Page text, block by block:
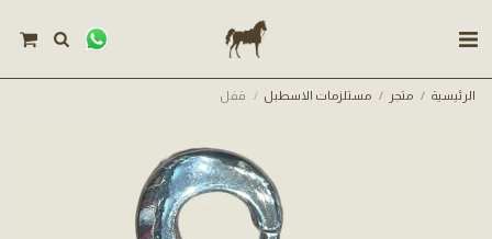
الرئيسية متجر مستلزمات الاسطبل قفل